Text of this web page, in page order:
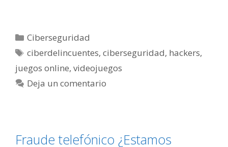
Categorías
Ciberseguridad
Etiquetas
ciberdelincuentes,ciberseguridad, hackers,
juegos online, videojuegos
Deja un comentario
Fraude telefónico ¿Estamos